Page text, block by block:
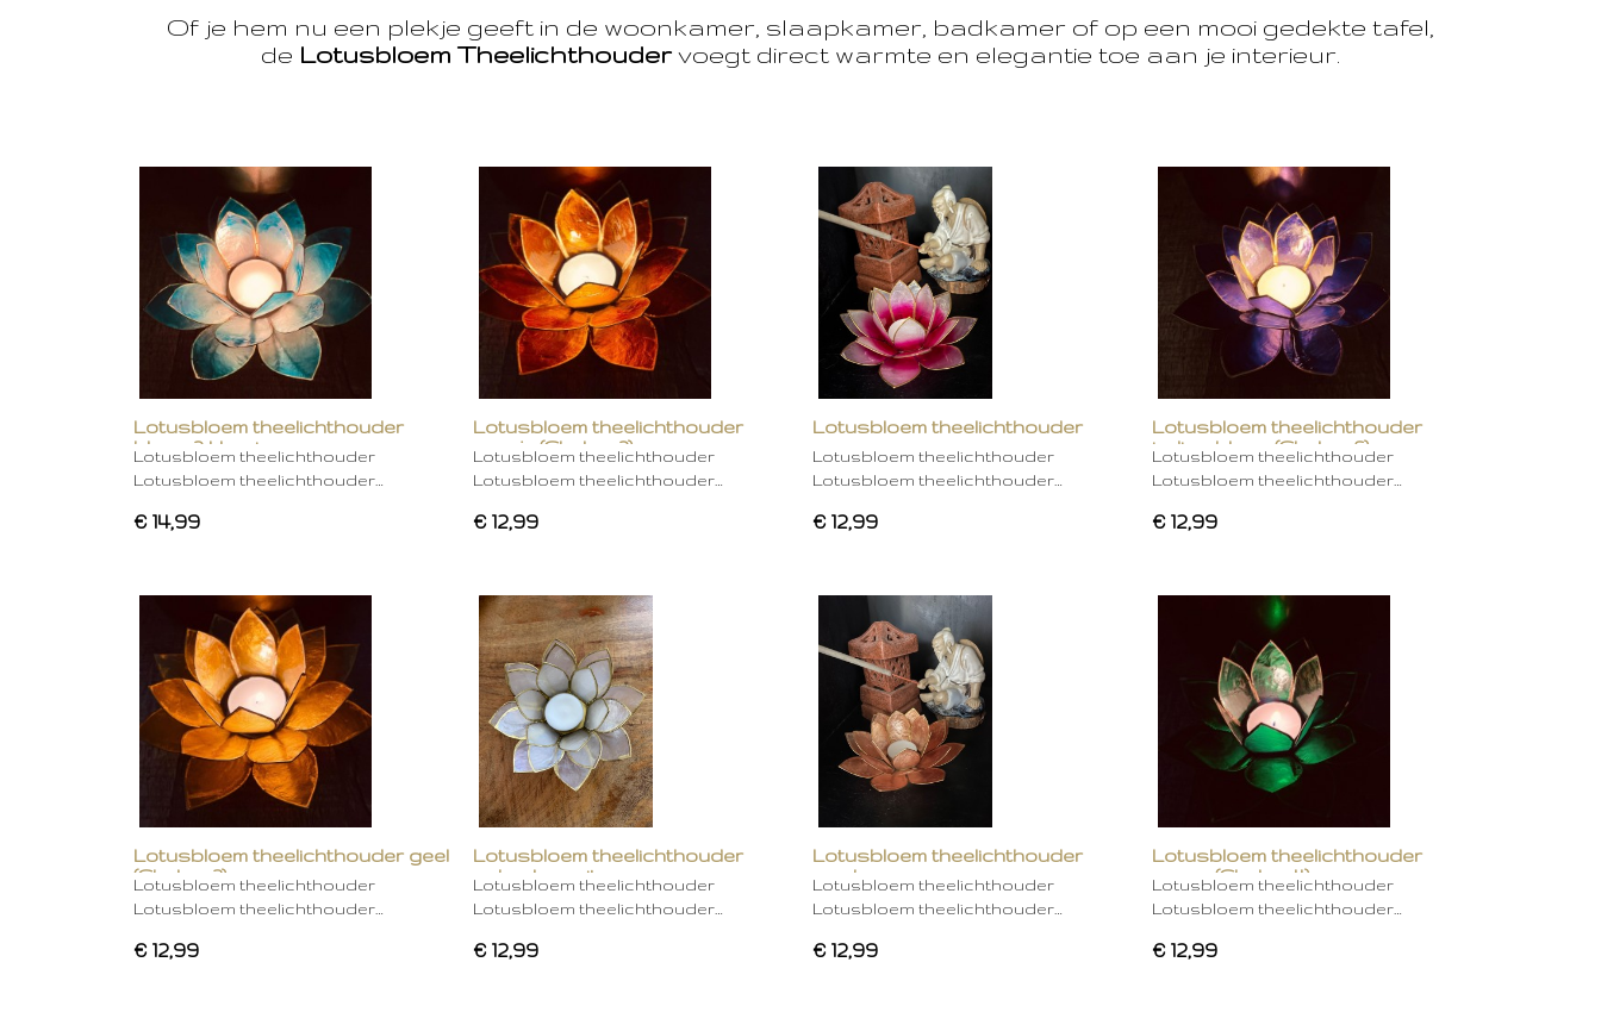
Of je hem nu een plekje geeft in de woonkamer, slaapkamer, badkamer of op een mooi gedekte tafel,
de Lotusbloem Theelichthouder voegt direct warmte en elegantie toe aan je interieur.
Lotusbloem theelichthouder
blauw 2 kleurig
Lotusbloem theelichthouder
Lotusbloem theelichthouder…
€ 14,99
Lotusbloem theelichthouder
oranje (Chakra 2)
Lotusbloem theelichthouder
Lotusbloem theelichthouder…
€ 12,99
Lotusbloem theelichthouder
rose
Lotusbloem theelichthouder
Lotusbloem theelichthouder…
€ 12,99
Lotusbloem theelichthouder
indigo blauw (Chakra 6)
Lotusbloem theelichthouder
Lotusbloem theelichthouder…
€ 12,99
Lotusbloem theelichthouder geel
(Chakra 3)
Lotusbloem theelichthouder
Lotusbloem theelichthouder…
€ 12,99
Lotusbloem theelichthouder
gebroken wit
Lotusbloem theelichthouder
Lotusbloem theelichthouder…
€ 12,99
Lotusbloem theelichthouder
mocha
Lotusbloem theelichthouder
Lotusbloem theelichthouder…
€ 12,99
Lotusbloem theelichthouder
groen (Chakra 4)
Lotusbloem theelichthouder
Lotusbloem theelichthouder…
€ 12,99